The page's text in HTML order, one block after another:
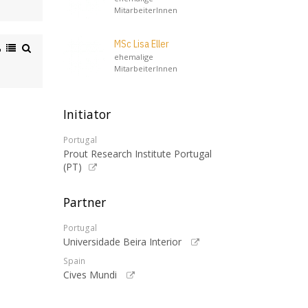
MitarbeiterInnen
MSc Lisa Eller
ehemalige
MitarbeiterInnen
Initiator
Portugal
Prout Research Institute Portugal
(PT)
Partner
Portugal
Universidade Beira Interior
Spain
Cives Mundi